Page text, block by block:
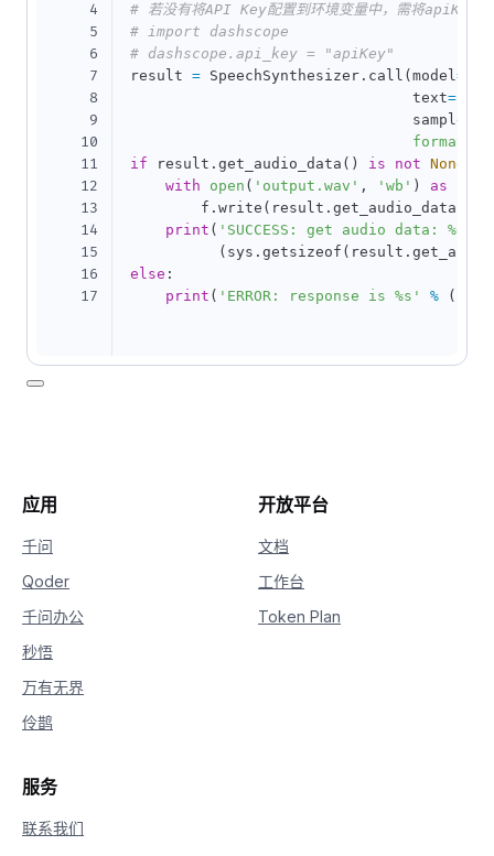
4
5
6
7
8
9
10
11
12
13
14
15
16
17
# 若没有将API Key配置到环境变量中，需将apiKey
# import dashscope
# dashscope.api_key = "apiKey"
result = SpeechSynthesizer . call ( model=
                                text
=
format
if result . get_audio_data ( ) is not None
with
open ( 'output.wav' , 'wb' ) as
        f
. write ( result . get_audio_data
print ( 'SUCCESS: get audio data:
( sys . getsizeof ( result .
else :
print ( 'ERROR: response is %s' % (
应用
千问
Qoder
千问办公
秒悟
万有无界
伶鹊
开放平台
文档
工作台
Token Plan
服务
联系我们